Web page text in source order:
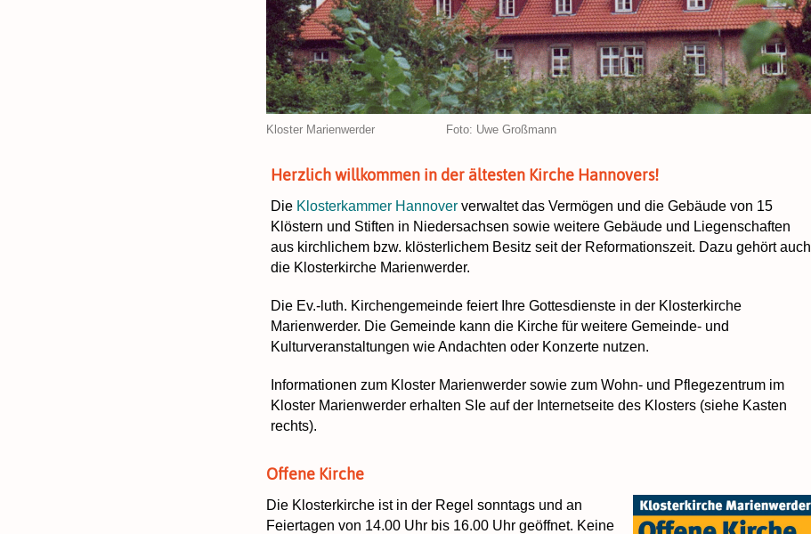
Kloster Marienwerder Foto: Uwe Großmann
Herzlich willkommen in der ältesten Kirche Hannovers!
Die Klosterkammer Hannoververwaltet das Vermögen und die Gebäude von 15
Klöstern und Stiften in Niedersachsen sowie weitere Gebäude und Liegenschaften
aus kirchlichem bzw. klösterlichem Besitz seit der Reformationszeit. Dazu gehört auch
die Klosterkirche Marienwerder.
Die Ev.-luth. Kirchengemeinde feiert Ihre Gottesdienste in der Klosterkirche
Marienwerder. Die Gemeinde kann die Kirche für weitere Gemeinde- und
Kulturveranstaltungen wie Andachten oder Konzerte nutzen.
Informationen zum Kloster Marienwerder sowie zum Wohn- und Pflegezentrum im
Kloster Marienwerder erhalten SIe auf der Internetseite des Klosters (siehe Kasten
rechts).
Offene Kirche
Die Klosterkirche ist in der Regel sonntags und an
Feiertagen von 14.00 Uhr bis 16.00 Uhr geöffnet. Keine